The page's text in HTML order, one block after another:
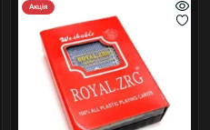
Акція